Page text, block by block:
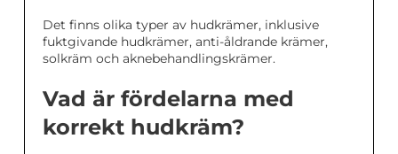
Det finns olika typer av hudkrämer, inklusive
fuktgivande hudkrämer, anti-åldrande krämer,
solkräm och aknebehandlingskrämer.
Vad är fördelarna med
korrekt hudkräm?